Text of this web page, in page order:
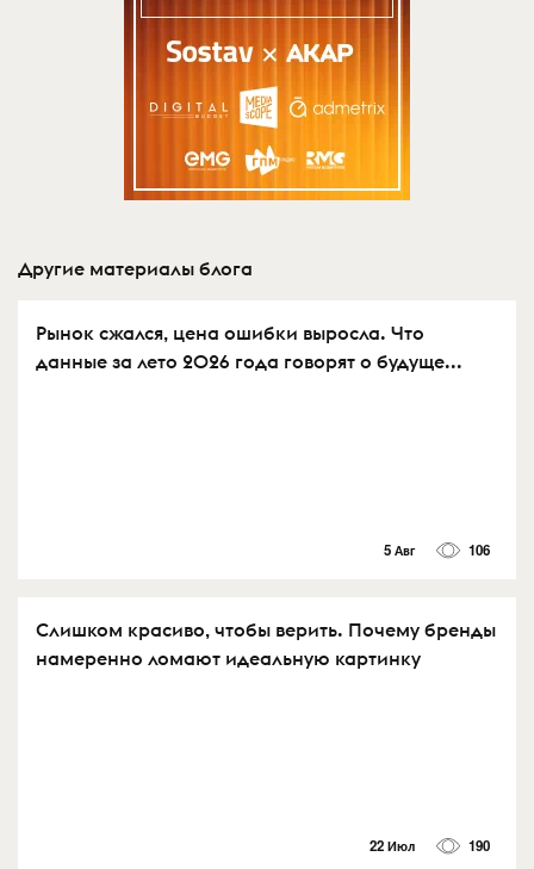
Другие материалы блога
Рынок сжался, цена ошибки выросла. Что
данные за лето 2026 года говорят о будуще...
5 Авг 106
Слишком красиво, чтобы верить. Почему бренды
намеренно ломают идеальную картинку
22 Июл 190